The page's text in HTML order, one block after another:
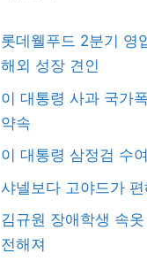
롯데웰푸드 2분기 영
해외 성장 견인
이 대통령 사과 국가
약속
이 대통령 삼정검 수
샤넬보다 고야드가
김규원 장애학생 속
전해져